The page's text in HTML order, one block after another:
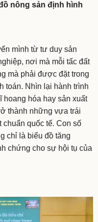
nông sản định hình
mình từ tư duy sản
nơi mà mỗi tấc đất
mà phải được đặt trong
toán. Nhìn lại hành trình
hoang hóa hay sản xuất
thành những vựa trái
chuẩn quốc tế. Con số
chỉ là biểu đồ tăng
chứng cho sự hội tụ của